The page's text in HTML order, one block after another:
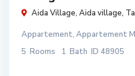
Aida Village, Aida village,
Appartement, Appartement
5 Rooms 1 Bath ID 48905